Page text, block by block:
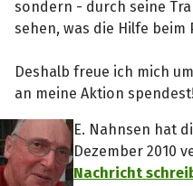
sondern - durch seine
sehen, was die Hilfe
Deshalb freue ich mich
an meine Aktion
E. Nahnsen hat
Dezember 2010
Nachricht